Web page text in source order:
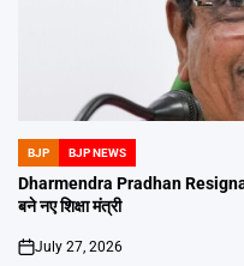
POSTED
IN
BJP BJP NEWS
Dharmendra Pradhan
बने नए शिक्षा मंत्री
on
July 27, 2026